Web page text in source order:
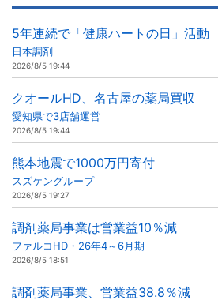
5年連続で「健康ハートの日」活動
日本調剤
2026/8/5 19:44
クオールHD、名古屋の薬局買収
愛知県で3店舗運営
2026/8/5 19:44
熊本地震で1000万円寄付
スズケングループ
2026/8/5 19:27
調剤薬局事業は営業益10％減
ファルコHD・26年4～6月期
2026/8/5 18:51
調剤薬局事業、営業益38.8％減